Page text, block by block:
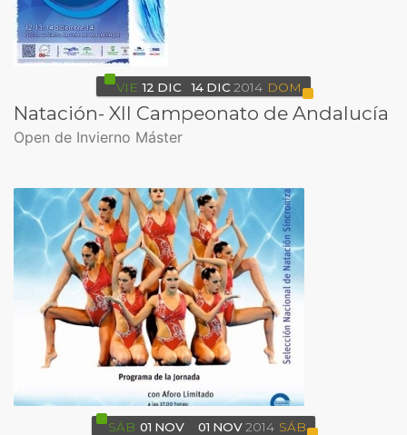
VIE 12 DIC 14 DIC 2014 DOM
Natación- XII Campeonato de Andalucía
Open de Invierno Máster
SÁB 01 NOV 01 NOV2014 SÁB